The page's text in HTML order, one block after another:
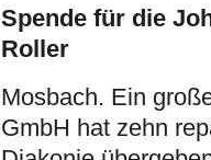
Spende für die
Roller
Mosbach. Ein
GmbH hat zehn